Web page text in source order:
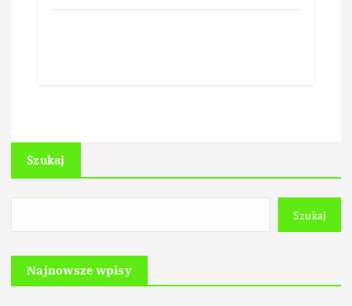
Szukaj
Szukaj
Najnowsze wpisy